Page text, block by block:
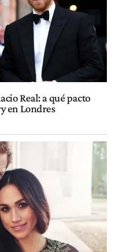
Real: a qué pacto
en Londres